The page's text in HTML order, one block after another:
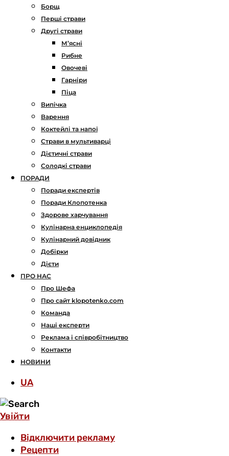
Борщ
Перші страви
Другі страви
М’ясні
Рибне
Овочеві
Гарніри
Піца
Випічка
Варення
Коктейлі та напої
Страви в мультиварці
Дієтичні страви
Солодкі страви
ПОРАДИ
Поради експертів
Поради Клопотенка
Здорове харчування
Кулінарна енциклопедія
Кулінарний довідник
Добірки
Дієти
ПРО НАС
Про Шефа
Про сайт klopotenko.com
Команда
Наші експерти
Реклама і співробітництво
Контакти
НОВИНИ
UA
Увійти
Відключити рекламу
Рецепти